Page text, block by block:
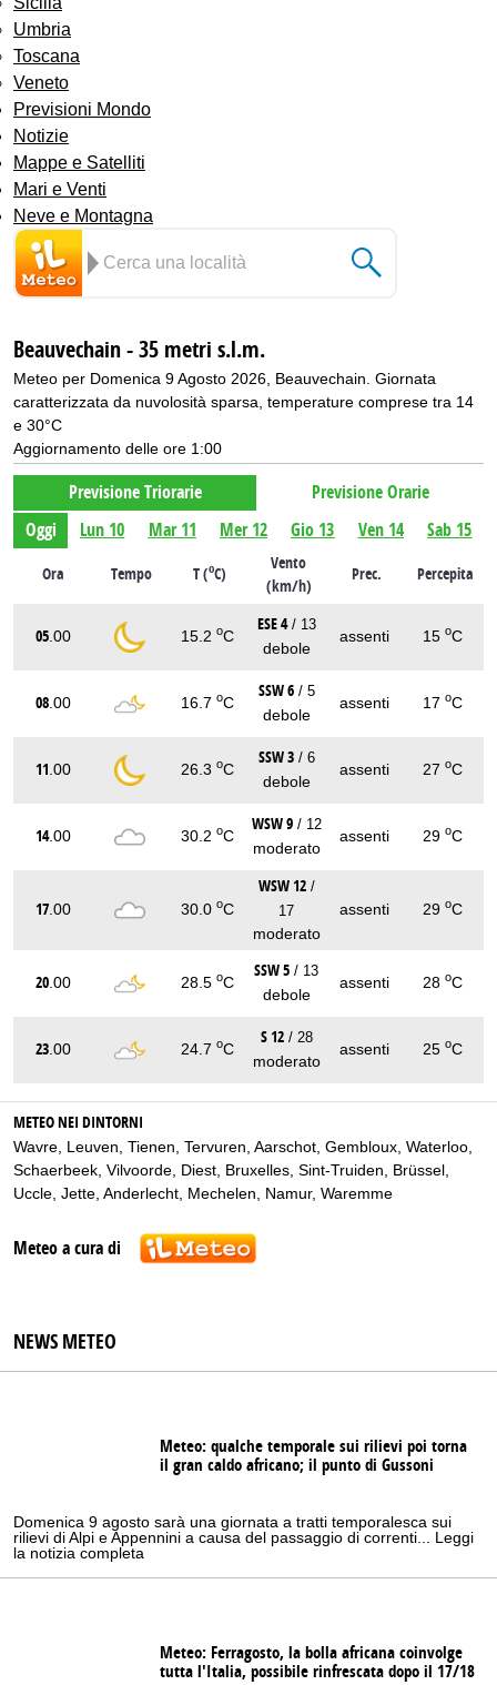
Umbria
Toscana
Veneto
Previsioni Mondo
Notizie
Mappe e Satelliti
Mari e Venti
Neve e Montagna
Beauvechain - 35 metri s.l.m.
Meteo per Domenica 9 Agosto 2026, Beauvechain. Giornata
caratterizzata da nuvolosità sparsa, temperature comprese tra 14
e 30°C
Aggiornamento delle ore 1:00
Previsione Triorarie
Previsione Orarie
Oggi
Lun 10 Mar 11 Mer 12 Gio 13 Ven 14 Sab 15
Ora Tempo T (oC)
Vento
(km/h)
Prec. Percepita
05 .00 15.2 oC
ESE 4 / 13
debole
assenti 15 oC
08 .00 16.7 oC
SSW 6 / 5
debole
assenti 17 oC
11 .00 26.3 oC
SSW 3 / 6
debole
assenti 27 oC
14.00 30.2 oC
WSW 9 / 12
moderato
assenti 29 oC
17 .00 30.0 oC
WSW 12 /
17
moderato
assenti 29 oC
20 .00 28.5 oC
SSW 5 / 13
debole
assenti 28 oC
23 .00 24.7 oC
S 12 / 28
moderato
assenti 25 oC
METEO NEI DINTORNI
Wavre Leuven Tienen Tervuren Aarschot Gembloux Waterloo
Schaerbeek Vilvoorde Diest Bruxelles Sint-Truiden Brüssel
Uccle Jette Anderlecht Mechelen Namur, Waremme
Meteo a cura di
NEWS METEO
Meteo: qualche temporale sui rilievi poi torna
il gran caldo africano; il punto di Gussoni
Domenica 9 agosto sarà una giornata a tratti temporalesca sui
rilievi di Alpi e Appennini a causa del passaggio di correnti... Leggi
la notizia completa
Meteo: Ferragosto, la bolla africana coinvolge
tutta l'Italia, possibile rinfrescata dopo il 17/18